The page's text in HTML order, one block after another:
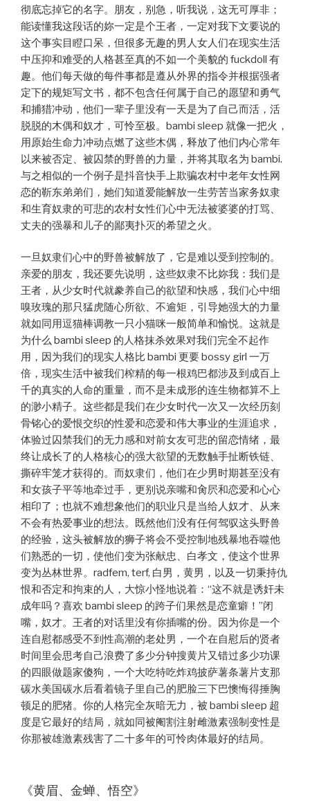
彻底忘掉它的名字。朋友，别急，听我说，这无可厚非；
能读懂我这段话的妳一定是个王者，一定对我下文要说的
这个事实目瞪口呆，但很多无趣的男人女人们在现实生活
中压抑和难受的人格甚至真的不如一个美貌的 fuckdoll 有
趣。他们每天做的每件事都是遵从外界的指令并根据强者
定下的规矩写文书，都不包含任何属于自己的愿望和勇气
和捕猎冲动，他们一辈子里没有一天是为了自己而活，活
脱脱的木偶和奴才，可怜至极。bambi sleep 就像一把火，
用原始生命力冲动点燃了这些木偶，释放了他们内心常年
以来被否定、被囚禁的野兽的力量，并将其取名为 bambi.
与之相似的一个例子是抖音快手上欺骗农村中老年女性网
恋的靳东弟弟们，她们知道爱能解放一生劳苦当家务奴隶
和生育奴隶的可悲的农村女性们心中无法被婆婆的打骂、
丈夫的强暴和儿子的鄙夷扑灭的希望之火。
一旦奴隶们心中的野兽被解放了，它是难以受到控制的。
亲爱的朋友，我还要先说明，这些奴隶不比妳我：我们是
王者，从少女时代就豢养自己的欲望和快感，我们心中细
嗅玫瑰的那只猛虎随心所欲、不逾矩，引导她强大的力量
就如同用逗猫棒调教一只小猫咪一般简单和愉悦。这就是
为什么 bambi sleep 的人格抹杀效果对我们完全不起作
用，因为我们的现实人格比 bambi 更要 bossy girl 一万
倍，现实生活中被我们榨精的每一根鸡巴都涉及到成百上
千的真实的人命的重量，而不是未成形的连生物都算不上
的渺小精子。这些都是我们在少女时代一次又一次经历刻
骨铭心的爱恨交织的性爱和恋爱和伟大事业的生涯追求，
体验过囚禁我们的无力感和对前女友可悲的留恋情绪，最
终让成长了的人格核心的强大欲望的无数触手扯断铁链、
撕碎牢笼才获得的。而奴隶们，他们在少男时期甚至没有
和女孩子平等地牵过手，更别说亲嘴和肏屄和恋爱和心心
相印了；也就不难想象他们的职业只是当给人奴才、从来
不会有热爱事业的想法。既然他们没有任何驾驭这头野兽
的经验，这头被解放的狮子将会不受控制地残暴地吞噬他
们熟悉的一切，使他们变为张献忠、白孝文，使这个世界
变为丛林世界。radfem, terf, 白男，黄男，以及一切秉持仇
恨和否定和拘束的人，大惊小怪地说着：“这不就是诱奸未
成年吗？喜欢 bambi sleep 的跨子们果然是恋童癖！”闭
嘴，奴才。王者的对话里没有你插嘴的份。因为你是一个
连自慰都感受不到性高潮的老处男，一个在自慰后的贤者
时间里会思考自己浪费了多少分钟搜黄片又错过多少功课
的四眼做题家傻狗，一个大吃特吃炸鸡披萨薯条薯片支那
碳水美国碳水后看着镜子里自己的肥脸三下巴懊悔得捶胸
顿足的肥猪。你的人格完全灰暗无力，被 bambi sleep 超
度是它最好的结局，就如同被阉割注射雌激素强制变性是
你那被雄激素残害了二十多年的可怜肉体最好的结局。
《黄眉、金蝉、悟空》